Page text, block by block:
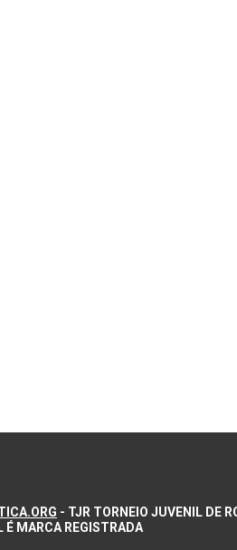
- TJR TORNEIO JUVENIL DE
REGISTRADA